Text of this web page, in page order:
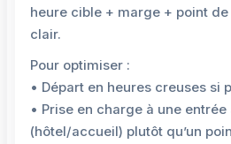
heure cible + marge + point
clair.
Pour optimiser :
• Départ en heures creuses si
• Prise en charge à une
(hôtel/accueil) plutôt qu’un